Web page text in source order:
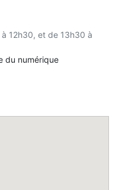
12h30, et de 13h30 à
du numérique